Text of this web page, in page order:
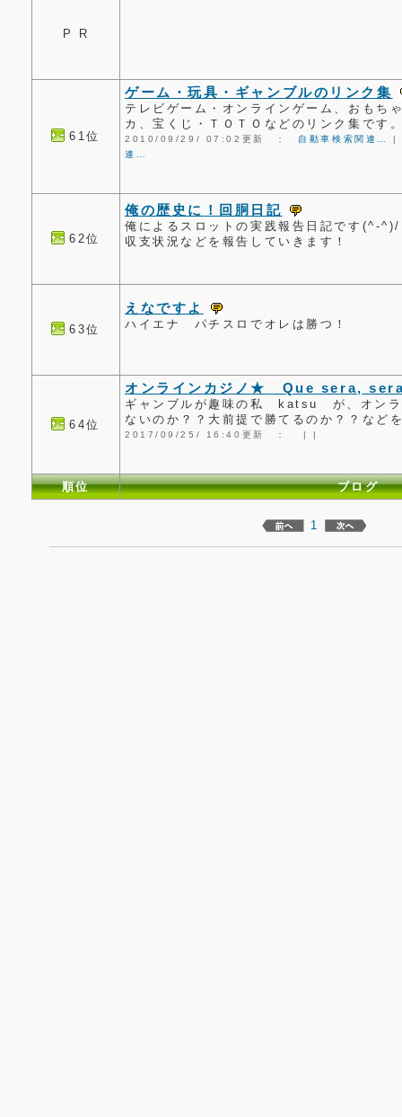
P R
61位
ゲーム・玩具・ギャンブルのリンク集
テレビゲーム・オンラインゲーム、おもち
カ、宝くじ・ＴＯＴＯなどのリンク集です
2010/09/29/ 07:02更新 ： 自動車検索関連…
連…
62位
俺の歴史に！回胴日記
俺によるスロットの実践報告日記です(^-
収支状況などを報告していきます！
63位
えなですよ
ハイエナ パチスロでオレは勝つ！
64位
オンラインカジノ★ Que sera,
ギャンブルが趣味の私 katsu が、オンラ
ないのか？？大前提で勝てるのか？？など
2017/09/25/ 16:40更新 ： | |
順位 ブログ
1